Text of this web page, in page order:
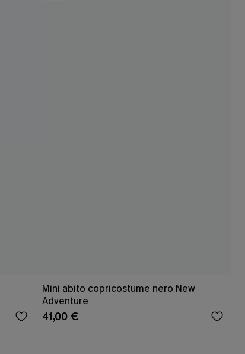
Mini abito copricostume nero New
Adventure
41,00 €